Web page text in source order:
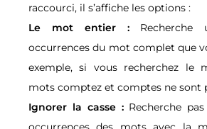
raccourci, il s’affiche les options :
Le mot entier :Recherche
occurrences du mot complet que
exemple, si vous recherchez le
mots comptez et comptes ne sont
Ignorer la casse : Recherche